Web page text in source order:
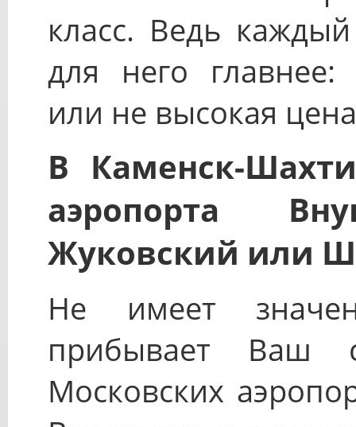
класс. Ведь
для него
или не высокая
В Каменск-
аэропорта
Жуковский или
Не имеет
прибывает Ваш
Московских